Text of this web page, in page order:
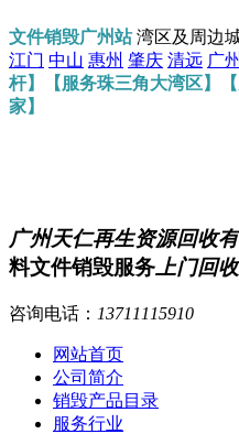
文件销毁广州站湾区及周边
江门 中山 惠州 肇庆 清远 广州
杆】【服务珠三角大湾区】
家】
广州天仁再生资源回收
料文件销毁服务 上门回
咨询电话： 13711115910
网站首页
公司简介
销毁产品目录
服务行业